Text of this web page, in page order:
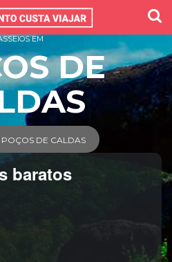
baratos
EM
DE
POÇOS DE CALDAS